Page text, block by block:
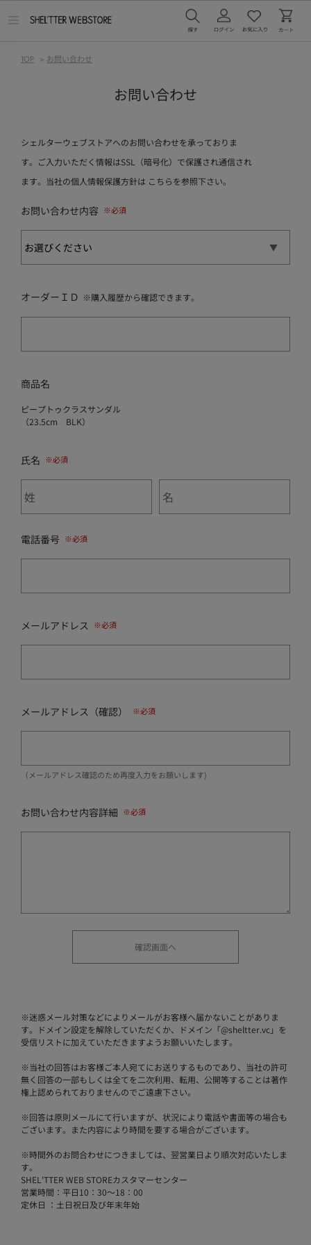
TOP > お問い合わせ
お問い合わせ
シェルターウェブストアへのお問い合わせを承っておりま
す。ご入力いただく情報はSSL（暗号化）で保護され通信され
ます。当社の個人情報保護方針は こちらを参照下さい。
お問い合わせ内容
オーダーＩＤ ※購入履歴から確認できます。
商品名
ピープトゥクラスサンダル
（23.5cm BLK）
氏名
電話番号
メールアドレス
メールアドレス（確認）
（メールアドレス確認のため再度入力をお願いします)
お問い合わせ内容詳細
※迷惑メール対策などによりメールがお客様へ届かないことがありま
す。ドメイン設定を解除していただくか、ドメイン「@sheltter.vc」を
受信リストに加えていただきますようお願いいたします。
※当社の回答はお客様ご本人宛てにお送りするものであり、当社の許可
無く回答の一部もしくは全てを二次利用、転用、公開等することは著作
権上認められておりませんのでご遠慮下さい。
※回答は原則メールにて行いますが、状況により電話や書面等の場合も
ございます。また内容により時間を要する場合がございます。
※時間外のお問合わせにつきましては、翌営業日より順次対応いたしま
す。
SHEL'TTER WEB STOREカスタマーセンター
営業時間：平日10：30～18：00
定休日 ：土日祝日及び年末年始